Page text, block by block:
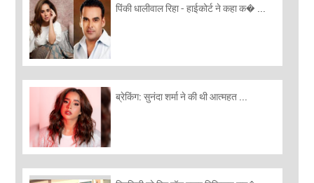
पिंकी धालीवाल रिहा - हाईकोर्ट ने कहा क� ...
ब्रेकिंग: सुनंदा शर्मा ने की थी आत्महत ...